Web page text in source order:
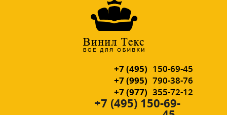
+7 (495) 150-69-45
+7 (995) 790-38-76
+7 (977) 355-72-12
+7 (495) 150-69-